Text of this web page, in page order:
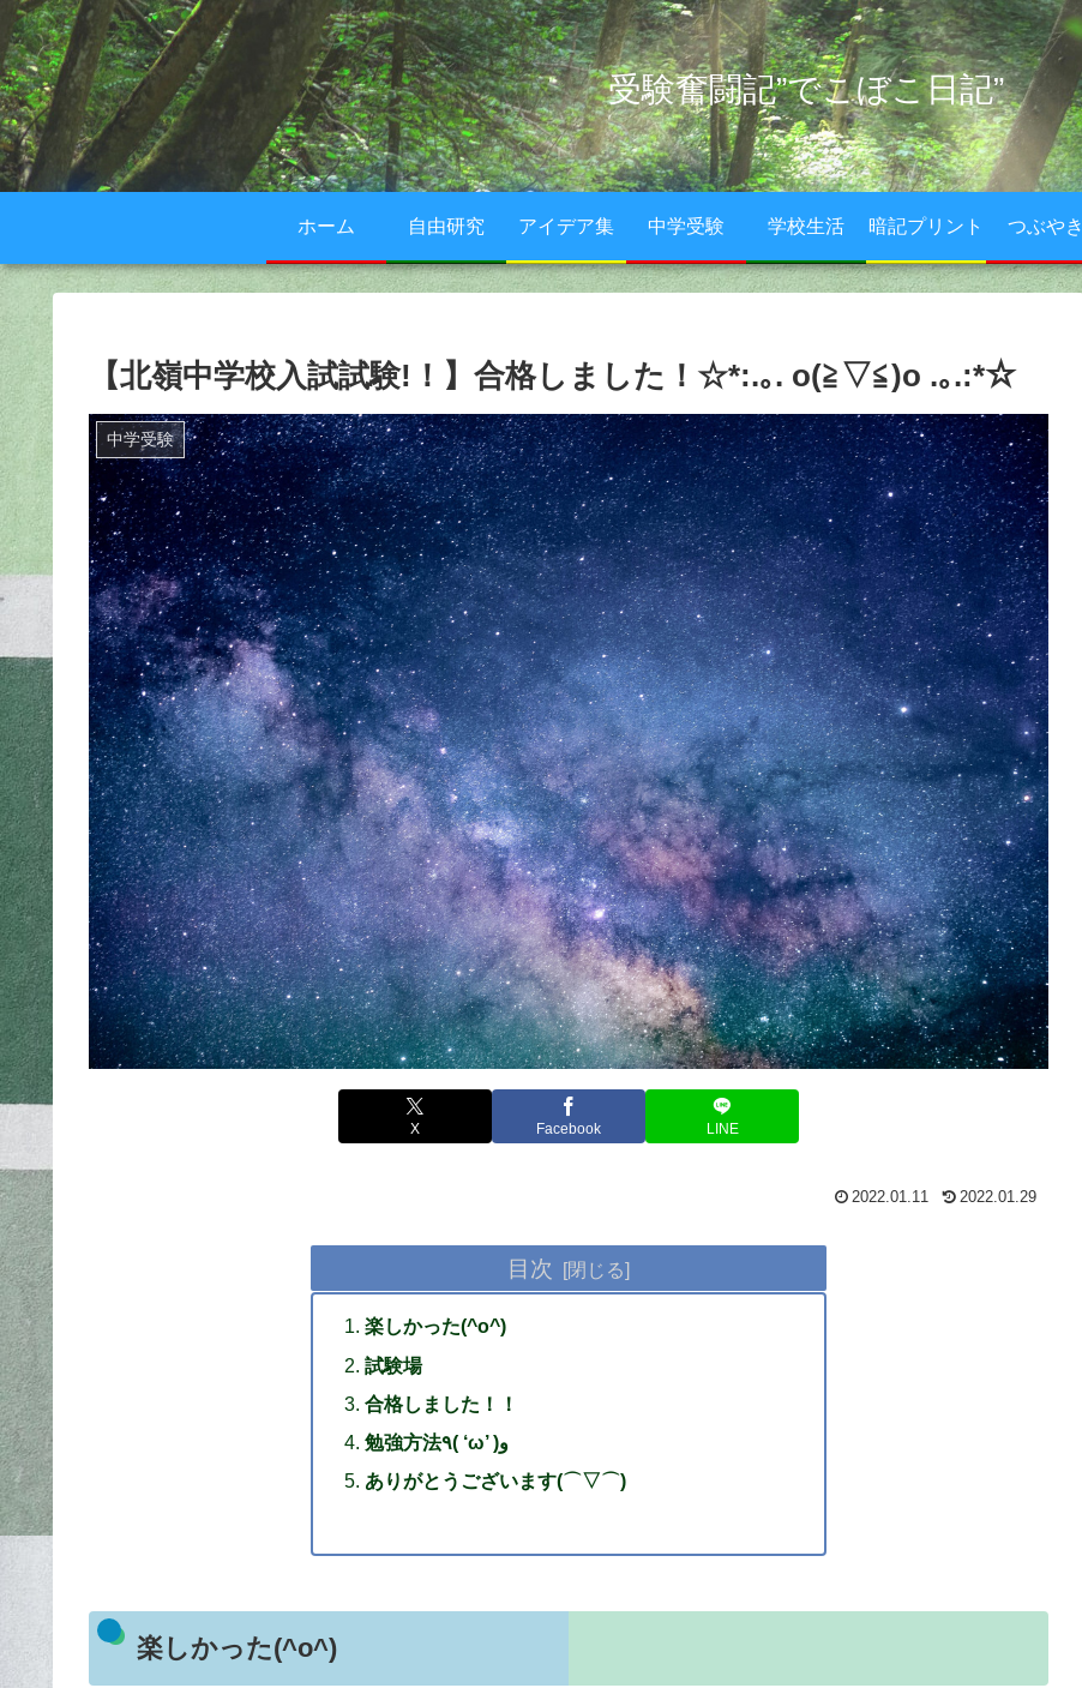
受験奮闘記”でこぼこ日記”
ホーム 自由研究 アイデア集 中学受験 学校生活 暗記プリント つぶやき
【北嶺中学校入試試験!！】合格しました！☆*:.｡. o(≧▽≦)o .｡.:*☆
中学受験
X Facebook LINE
2022.01.11 2022.01.29
目次
楽しかった(^o^)
試験場
合格しました！！
勉強方法٩( ‘ω’ )و
ありがとうございます(⌒▽⌒)
楽しかった(^o^)